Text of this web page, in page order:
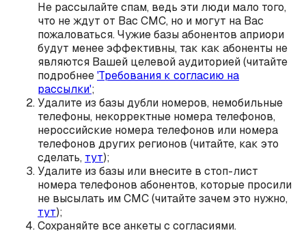
Не рассылайте спам, ведь эти люди мало того,
что не ждут от Вас СМС, но и могут на Вас
пожаловаться. Чужие базы абонентов априори
будут менее эффективны, так как абоненты не
являются Вашей целевой аудиторией (читайте
подробнее'Требования к согласию на
рассылки';
Удалите из базы дубли номеров, немобильные
телефоны, некорректные номера телефонов,
нероссийские номера телефонов или номера
телефонов других регионов (читайте, как это
сделать, тут);
Удалите из базы или внесите в стоп-лист
номера телефонов абонентов, которые просили
не высылать им СМС (читайте зачем это нужно,
тут);
Сохраняйте все анкеты с согласиями.